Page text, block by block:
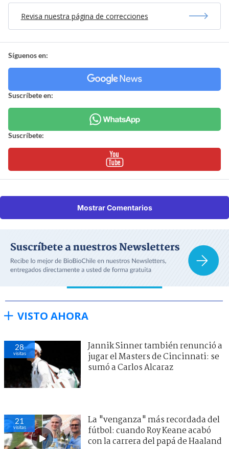
Revisa nuestra página de correcciones
Síguenos en:
Suscríbete en:
Suscríbete:
Mostrar Comentarios
VISTO AHORA
28
visitas
Jannik Sinner también renunció a
jugar el Masters de Cincinnati: se
sumó a Carlos Alcaraz
21
visitas
La "venganza" más recordada del
fútbol: cuando Roy Keane acabó
con la carrera del papá de Haaland